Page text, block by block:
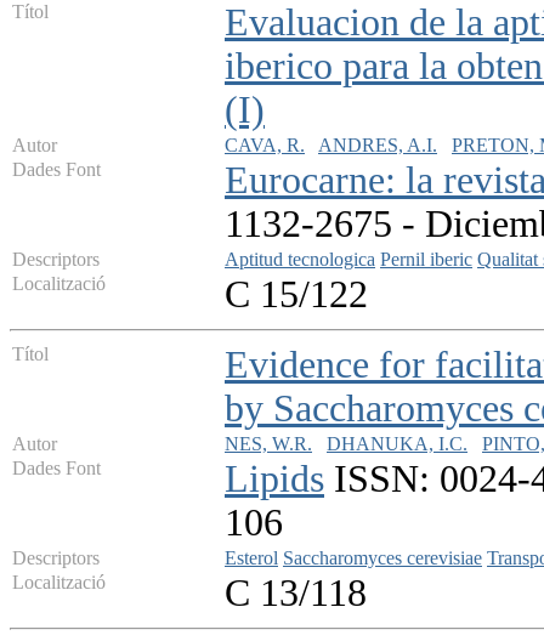
Títol
Evaluacion de la
iberico para la
(I)
Autor CAVA, R. ANDRES, A.I.
PRETON,
Dades Font
Eurocarne: la
1132-2675 -
Descriptors Aptitud tecnologica Pernil iberic Qualitat
Localització
C 15/122
Títol
Evidence for
by Saccharomyces
Autor NES, W.R. DHANUKA, I.C.
Dades Font
Lipids ISSN: 0024-
106
Descriptors Esterol Saccharomyces cerevisiae
Localització
C 13/118